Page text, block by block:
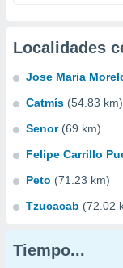
Localidades
Jose Maria
Catmís (54.83 km)
Senor (69 km)
Felipe Carrillo
Peto (71.23 km)
Tzucacab (72.02
Tiempo...